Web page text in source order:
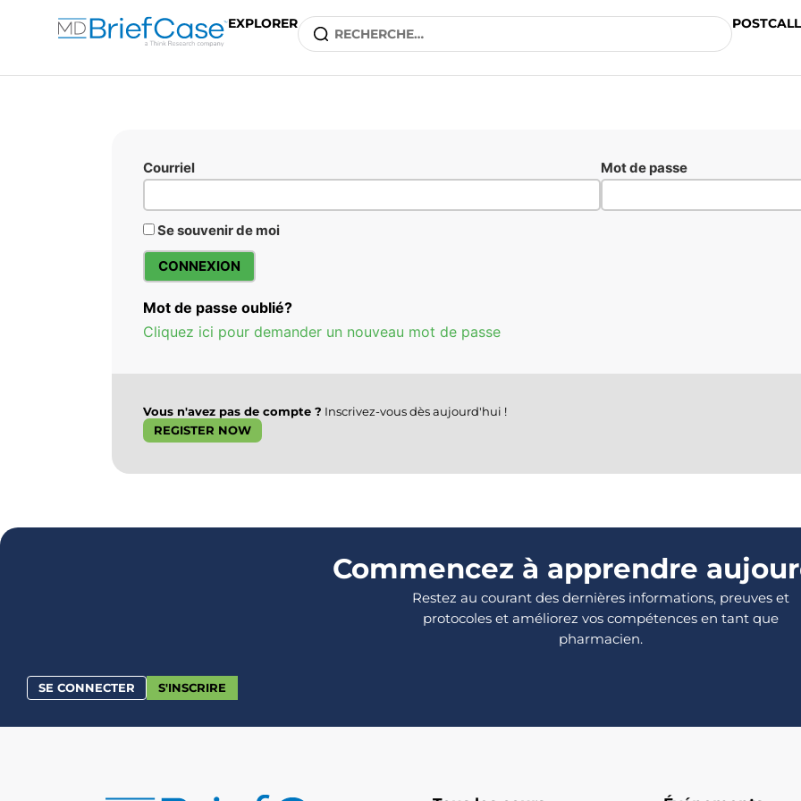
EXPLORER POSTCALL
Courriel Mot de passe
Se souvenir de moi
Mot de passe oublié?
Cliquez ici pour demander un nouveau mot de passe
Vous n'avez pas de compte ? Inscrivez-vous dès aujourd'hui !
REGISTER NOW
Commencez à apprendre
Restez au courant des dernières informations, preuves et
protocoles et améliorez vos compétences en tant que
pharmacien.
SE CONNECTER S'INSCRIRE